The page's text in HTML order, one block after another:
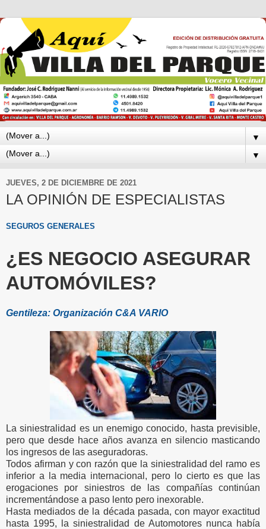
▼
▼
JUEVES, 2 DE DICIEMBRE DE 2021
LA OPINIÓN DE ESPECIALISTAS
SEGUROS GENERALES
¿ES NEGOCIO ASEGURAR
AUTOMÓVILES?
Gentileza: Organización C&A VARIO
La siniestralidad es un enemigo conocido, hasta previsible,
pero que desde hace años avanza en silencio masticando
los ingresos de las aseguradoras.
Todos afirman y con razón que la siniestralidad del ramo es
inferior a la media internacional, pero lo cierto es que las
erogaciones por siniestros de las compañías continúan
incrementándose a paso lento pero inexorable.
Hasta mediados de la década pasada, con mayor exactitud
hasta 1995, la siniestralidad de Automotores nunca había